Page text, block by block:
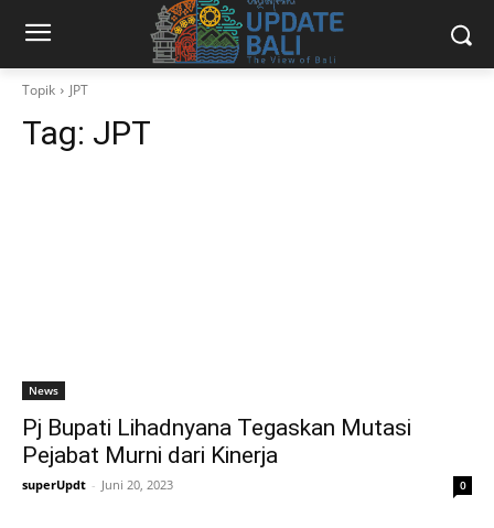
Topik JPT
Tag: JPT
News
Pj Bupati Lihadnyana Tegaskan Mutasi
Pejabat Murni dari Kinerja
superUpdt - Juni 20, 2023 0